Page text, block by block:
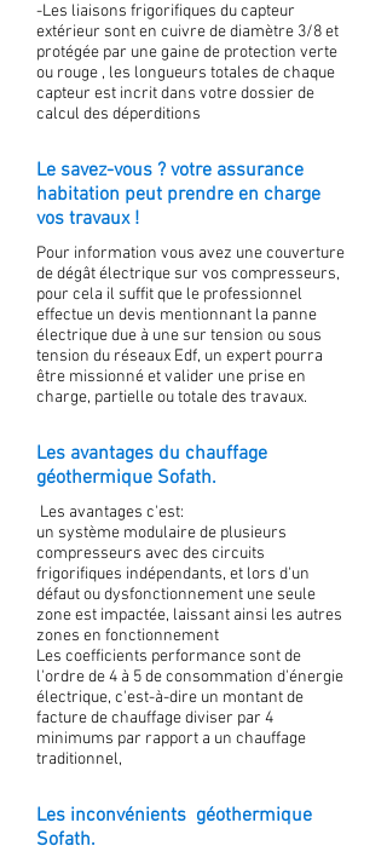
-Les liaisons frigorifiques du capteur
extérieur sont en cuivre de diamètre 3/8 et
protégée par une gaine de protection verte
ou rouge , les longueurs totales de chaque
capteur est incrit dans votre dossier de
calcul des déperditions
Le savez-vous ? votre assurance
habitation peut prendre en charge
vos travaux !
Pour information vous avez une couverture
de dégât électrique sur vos compresseurs,
pour cela il suffit que le professionnel
effectue un devis mentionnant la panne
électrique due à une sur tension ou sous
tension du réseaux Edf, un expert pourra
être missionné et valider une prise en
charge, partielle ou totale des travaux.
Les avantages du chauffage
géothermique Sofath.
Les avantages c'est:
un système modulaire de plusieurs
compresseurs avec des circuits
frigorifiques indépendants, et lors d'un
défaut ou dysfonctionnement une seule
zone est impactée, laissant ainsi les autres
zones en fonctionnement
Les coefficients performance sont de
l'ordre de 4 à 5 de consommation d'énergie
électrique, c'est-à-dire un montant de
facture de chauffage diviser par 4
minimums par rapport a un chauffage
traditionnel,
Les inconvénients géothermique
Sofath.